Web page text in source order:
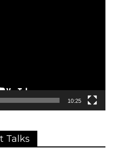
10:25
Talks